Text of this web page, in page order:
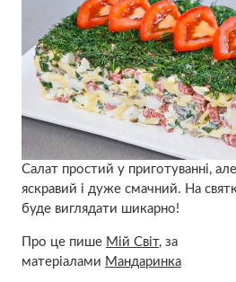
Салат простий у приготуванні,
яскравий і дуже смачний. На
буде виглядати шикарно!
Про це пише Мій Світ, за
матеріалами Мандаринка